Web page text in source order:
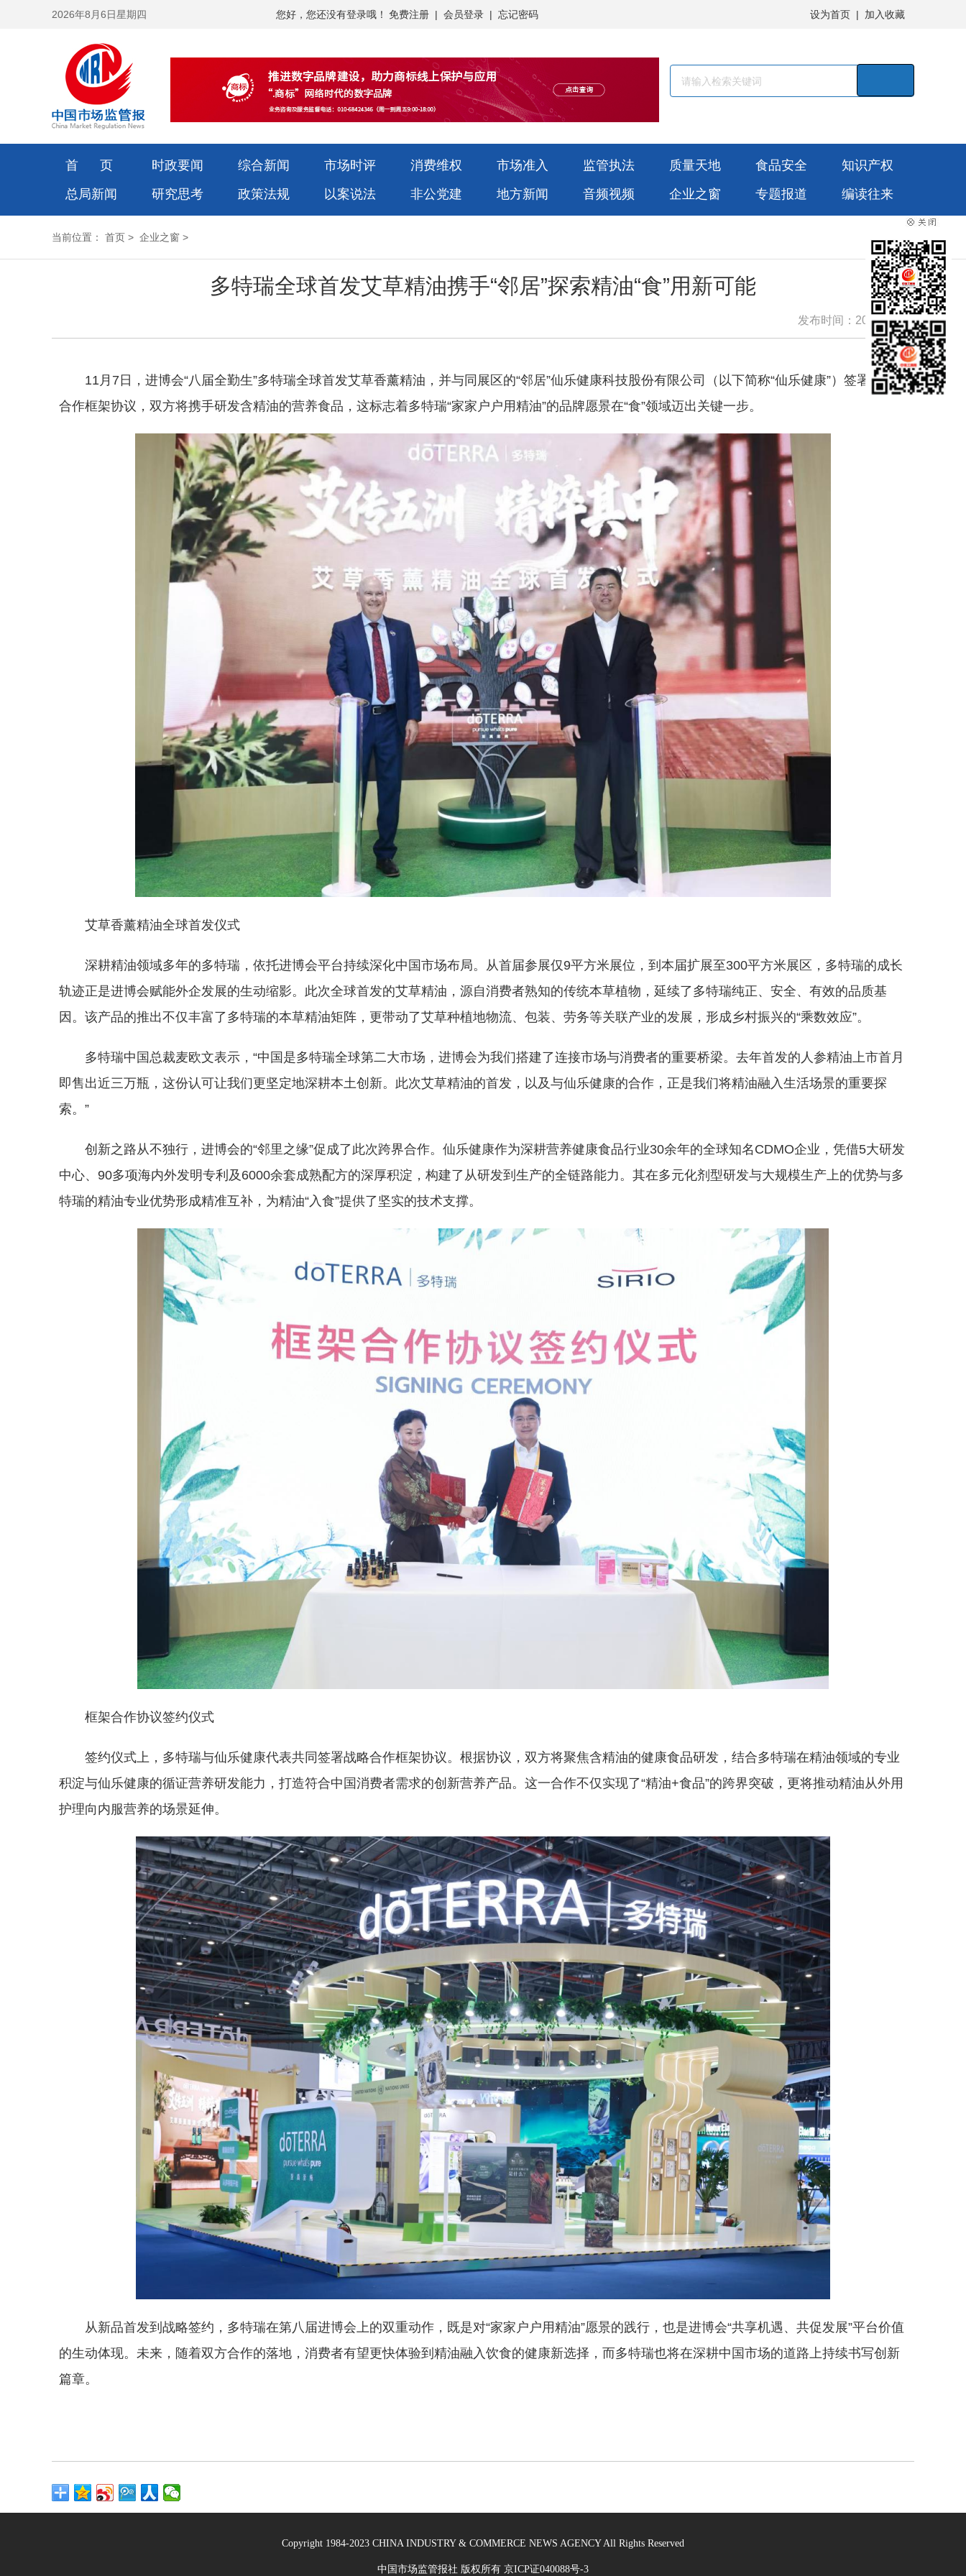
2026年8月6日星期四 您好，您还没有登录哦！ 免费注册 | 会员登录 | 忘记密码 设为首页 | 加入收藏
首 页 时政要闻 综合新闻 市场时评 消费维权 市场准入 监管执法 质量天地 食品安全
知识产权
总局新闻
研究思考 政策法规 以案说法 非公党建 地方新闻 音频视频 企业之窗 专题报道 编读往来
当前位置： 首页 > 企业之窗 >
多特瑞全球首发艾草精油携手“邻居”探索精油“食”用新可能
发布时间：2025-11-11
11月7日，进博会“八届全勤生”多特瑞全球首发艾草香薰精油，并与同展区的“邻居”仙乐健康科技股份有限公司（以下简称“仙乐健康”）签署战略
合作框架协议，双方将携手研发含精油的营养食品，这标志着多特瑞“家家户户用精油”的品牌愿景在“食”领域迈出关键一步。
艾草香薰精油全球首发仪式
深耕精油领域多年的多特瑞，依托进博会平台持续深化中国市场布局。从首届参展仅9平方米展位，到本届扩展至300平方米展区，多特瑞的成长
轨迹正是进博会赋能外企发展的生动缩影。此次全球首发的艾草精油，源自消费者熟知的传统本草植物，延续了多特瑞纯正、安全、有效的品质基
因。该产品的推出不仅丰富了多特瑞的本草精油矩阵，更带动了艾草种植地物流、包装、劳务等关联产业的发展，形成乡村振兴的“乘数效应”。
多特瑞中国总裁麦欧文表示，“中国是多特瑞全球第二大市场，进博会为我们搭建了连接市场与消费者的重要桥梁。去年首发的人参精油上市首月
即售出近三万瓶，这份认可让我们更坚定地深耕本土创新。此次艾草精油的首发，以及与仙乐健康的合作，正是我们将精油融入生活场景的重要探
索。”
创新之路从不独行，进博会的“邻里之缘”促成了此次跨界合作。仙乐健康作为深耕营养健康食品行业30余年的全球知名CDMO企业，凭借5大研发
中心、90多项海内外发明专利及6000余套成熟配方的深厚积淀，构建了从研发到生产的全链路能力。其在多元化剂型研发与大规模生产上的优势与多
特瑞的精油专业优势形成精准互补，为精油“入食”提供了坚实的技术支撑。
框架合作协议签约仪式
签约仪式上，多特瑞与仙乐健康代表共同签署战略合作框架协议。根据协议，双方将聚焦含精油的健康食品研发，结合多特瑞在精油领域的专业
积淀与仙乐健康的循证营养研发能力，打造符合中国消费者需求的创新营养产品。这一合作不仅实现了“精油+食品”的跨界突破，更将推动精油从外用
护理向内服营养的场景延伸。
从新品首发到战略签约，多特瑞在第八届进博会上的双重动作，既是对“家家户户用精油”愿景的践行，也是进博会“共享机遇、共促发展”平台价值
的生动体现。未来，随着双方合作的落地，消费者有望更快体验到精油融入饮食的健康新选择，而多特瑞也将在深耕中国市场的道路上持续书写创新
篇章。
Copyright 1984-2023 CHINA INDUSTRY & COMMERCE NEWS AGENCY All Rights Reserved
中国市场监管报社 版权所有 京ICP证040088号-3